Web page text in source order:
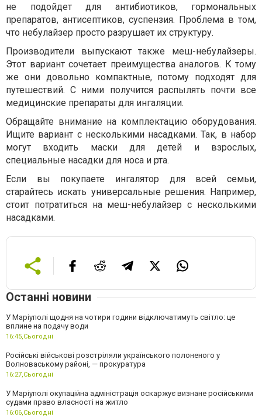
не подойдет для антибиотиков, гормональных
препаратов, антисептиков, суспензия. Проблема в том,
что небулайзер просто разрушает их структуру.
Производители выпускают также меш-небулайзеры.
Этот вариант сочетает преимущества аналогов. К тому
же они довольно компактные, потому подходят для
путешествий. С ними получится распылять почти все
медицинские препараты для ингаляции.
Обращайте внимание на комплектацию оборудования.
Ищите вариант с несколькими насадками. Так, в набор
могут входить маски для детей и взрослых,
специальные насадки для носа и рта.
Если вы покупаете ингалятор для всей семьи,
старайтесь искать универсальные решения. Например,
стоит потратиться на меш-небулайзер с несколькими
насадками.
Останні новини
У Маріуполі щодня на чотири години відключатимуть світло: це
вплине на подачу води
16:45,Сьогодні
Російські військові розстріляли українського полоненого у
Волноваському районі, — прокуратура
16:27,Сьогодні
У Маріуполі окупаційна адміністрація оскаржує визнане російськими
судами право власності на житло
16:06,Сьогодні